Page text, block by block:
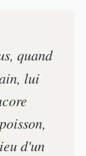
quand
lui
d'un